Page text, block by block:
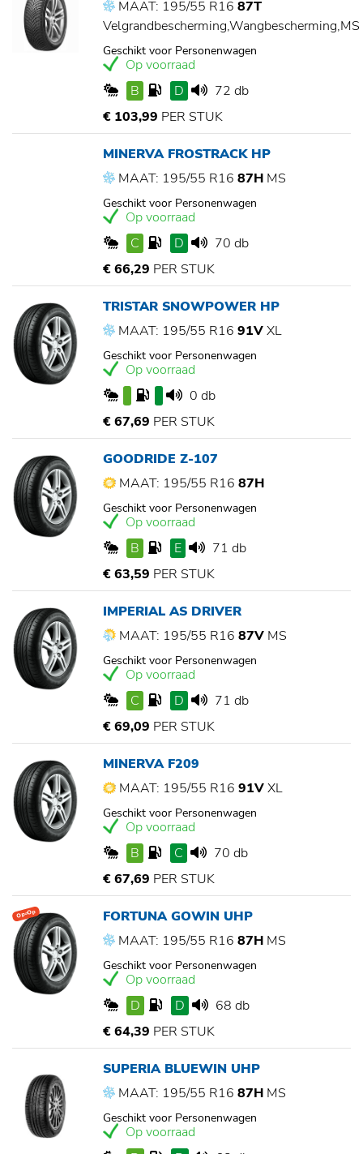
MAAT: 195/55 R16 87T
Velgrandbescherming,Wangbescherming,MS
Geschikt voor Personenwagen
Op voorraad
B
D
72 db
€ 103,99 PER STUK
MINERVA FROSTRACK HP
MAAT: 195/55 R16 87H MS
Geschikt voor Personenwagen
Op voorraad
C
D
70 db
€ 66,29 PER STUK
TRISTAR SNOWPOWER HP
MAAT: 195/55 R16 91VXL
Geschikt voor Personenwagen
Op voorraad
0 db
€ 67,69 PER STUK
GOODRIDE Z-107
MAAT: 195/55 R16 87H
Geschikt voor Personenwagen
Op voorraad
B
E
71 db
€ 63,59 PER STUK
IMPERIAL AS DRIVER
MAAT: 195/55 R16 87V MS
Geschikt voor Personenwagen
Op voorraad
C
D
71 db
€ 69,09 PER STUK
MINERVA F209
MAAT: 195/55 R16 91VXL
Geschikt voor Personenwagen
Op voorraad
B
C
70 db
€ 67,69 PER STUK
Op=Op
FORTUNA GOWIN UHP
MAAT: 195/55 R16 87H MS
Geschikt voor Personenwagen
Op voorraad
D
D
68 db
€ 64,39 PER STUK
SUPERIA BLUEWIN UHP
MAAT: 195/55 R16 87H MS
Geschikt voor Personenwagen
Op voorraad